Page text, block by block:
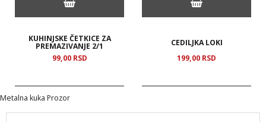
KUHINJSKE ČETKICE ZA
PREMAZIVANJE 2/1
99,00 RSD
CEDILJKA LOKI
199,00 RSD
Metalna kuka Prozor